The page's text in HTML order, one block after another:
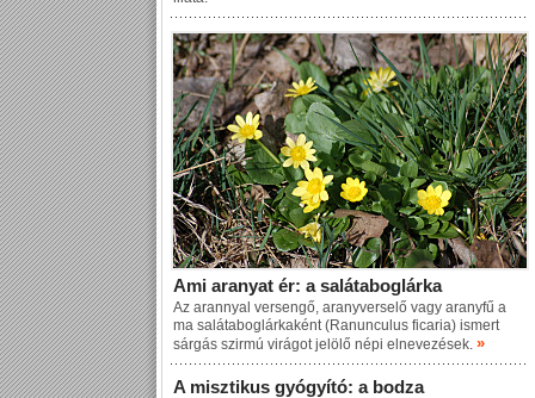
Ami aranyat ér: a salátaboglárka
Az arannyal versengő, aranyverselő vagy aranyfű a
ma salátaboglárkaként (Ranunculus ficaria) ismert
sárgás szirmú virágot jelölő népi elnevezések. »
A misztikus gyógyító: a bodza